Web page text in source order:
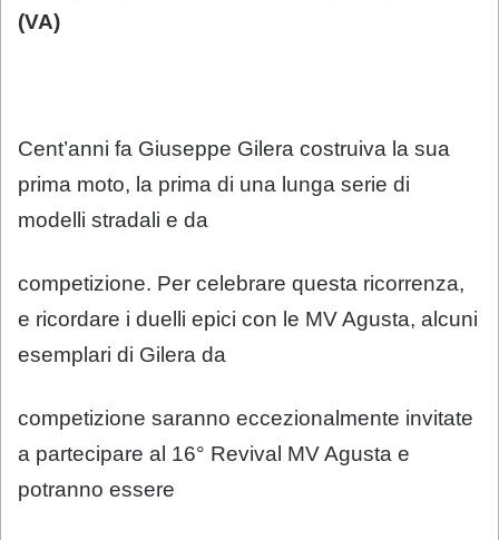
(VA)
Cent’anni fa Giuseppe Gilera costruiva la sua
prima moto, la prima di una lunga serie di
modelli stradali e da
competizione. Per celebrare questa ricorrenza,
e ricordare i duelli epici con le MV Agusta, alcuni
esemplari di Gilera da
competizione saranno eccezionalmente invitate
a partecipare al 16° Revival MV Agusta e
potranno essere